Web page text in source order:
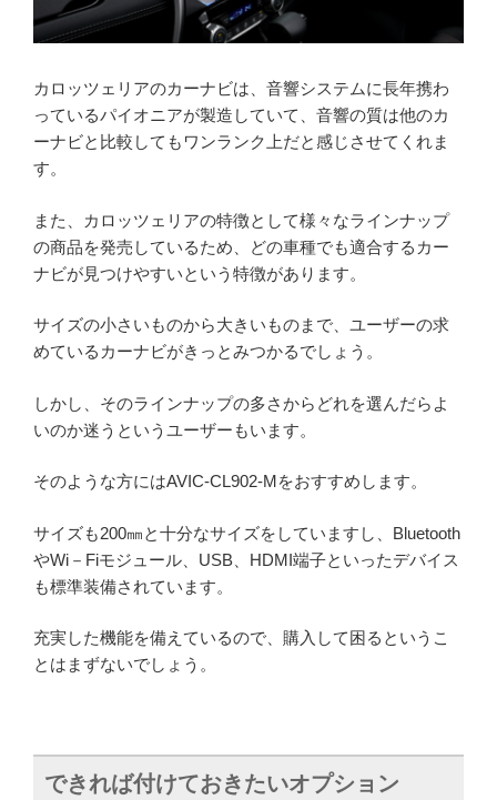
カロッツェリアのカーナビは、音響システムに長年携わ
っているパイオニアが製造していて、音響の質は他のカ
ーナビと比較してもワンランク上だと感じさせてくれま
す。
また、カロッツェリアの特徴として様々なラインナップ
の商品を発売しているため、どの車種でも適合するカー
ナビが見つけやすいという特徴があります。
サイズの小さいものから大きいものまで、ユーザーの求
めているカーナビがきっとみつかるでしょう。
しかし、そのラインナップの多さからどれを選んだらよ
いのか迷うというユーザーもいます。
そのような方にはAVIC-CL902-Mをおすすめします。
サイズも200㎜と十分なサイズをしていますし、Bluetooth
やWi－Fiモジュール、USB、HDMI端子といったデバイス
も標準装備されています。
充実した機能を備えているので、購入して困るというこ
とはまずないでしょう。
できれば付けておきたいオプション